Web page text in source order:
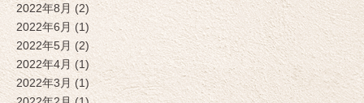
2022年8月 (2)
2022年6月 (1)
2022年5月 (2)
2022年4月 (1)
2022年3月 (1)